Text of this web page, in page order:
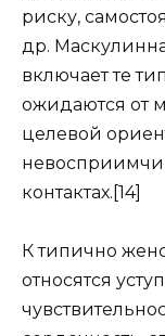
риску,
др.
включает те
ожидаются от
целевой
контактах.[14]
К типично
относятся